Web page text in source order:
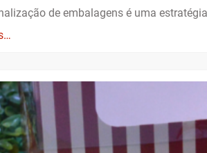
de embalagens é uma